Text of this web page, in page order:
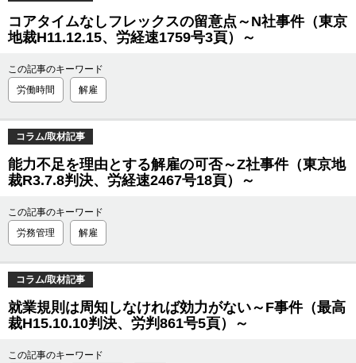
コアタイムなしフレックスの留意点～N社事件（東京
地裁H11.12.15、労経速1759号3頁）～
この記事のキーワード
労働時間
解雇
コラム/取材記事
能力不足を理由とする解雇の可否～Z社事件（東京地
裁R3.7.8判決、労経速2467号18頁）～
この記事のキーワード
労務管理
解雇
コラム/取材記事
就業規則は周知しなければ効力がない～F事件（最高
裁H15.10.10判決、労判861号5頁）～
この記事のキーワード